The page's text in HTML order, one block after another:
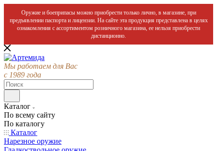
Оружие и боеприпасы можно приобрести только лично, в магазине, при
предъявлении паспорта и лицензии. На сайте эта продукция представлена в целях
ознакомления с ассортиментом розничного магазина, ее нельзя приобрести
дистанционно.
Мы работаем для Вас
с 1989 года
Каталог
По всему сайту
По каталогу
Каталог
Нарезное оружие